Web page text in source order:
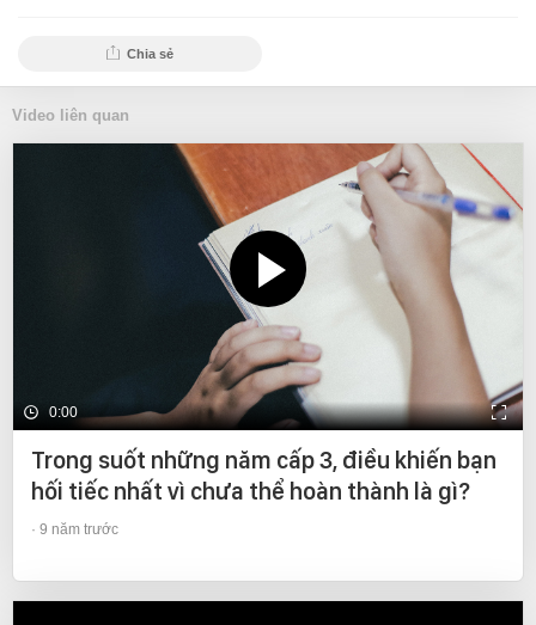
Chia sẻ
Video liên quan
0:00
Trong suốt những năm cấp 3, điều khiến bạn
hối tiếc nhất vì chưa thể hoàn thành là gì?
9 năm trước